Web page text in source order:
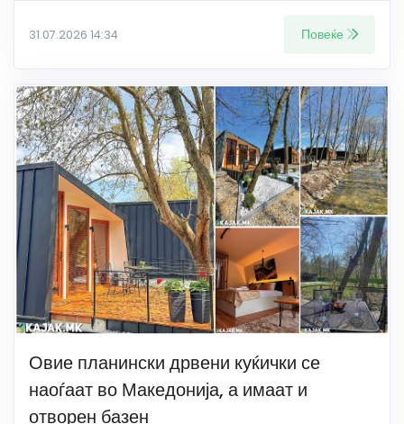
31.07.2026 14:34 Повеќе
Овие планински дрвени куќички се
наоѓаат во Македонија, а имаат и
отворен базен